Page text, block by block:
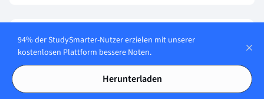
Karteikarten in
Polyklet
Lerne jetzt
94% der StudySmarter-Nutzer erzielen mit unserer
kostenlosen Plattform bessere Noten.
Herunterladen